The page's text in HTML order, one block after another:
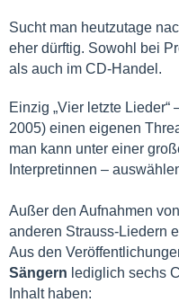
Sucht man heutzutage
eher dürftig. Sowohl bei
als auch im CD-Handel.
Einzig „Vier letzte
2005) einen eigenen
man kann unter einer
Interpretinnen –
Außer den Aufnahmen
anderen Strauss-Liedern
Aus den
Sängern lediglich sechs
Inhalt haben: